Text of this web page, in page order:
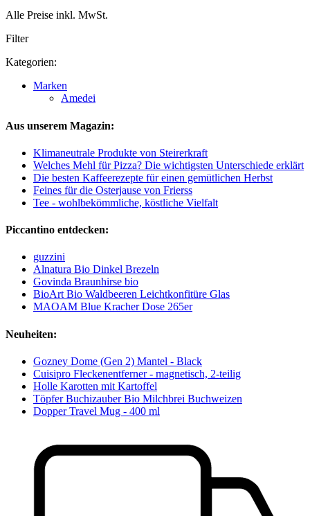
Alle Preise inkl. MwSt.
Filter
Kategorien:
Marken
Amedei
Aus unserem Magazin:
Klimaneutrale Produkte von Steirerkraft
Welches Mehl für Pizza? Die wichtigsten Unterschiede erklärt
Die besten Kaffeerezepte für einen gemütlichen Herbst
Feines für die Osterjause von Frierss
Tee - wohlbekömmliche, köstliche Vielfalt
Piccantino entdecken:
guzzini
Alnatura Bio Dinkel Brezeln
Govinda Braunhirse bio
BioArt Bio Waldbeeren Leichtkonfitüre Glas
MAOAM Blue Kracher Dose 265er
Neuheiten:
Gozney Dome (Gen 2) Mantel - Black
Cuisipro Fleckenentferner - magnetisch, 2-teilig
Holle Karotten mit Kartoffel
Töpfer Buchizauber Bio Milchbrei Buchweizen
Dopper Travel Mug - 400 ml